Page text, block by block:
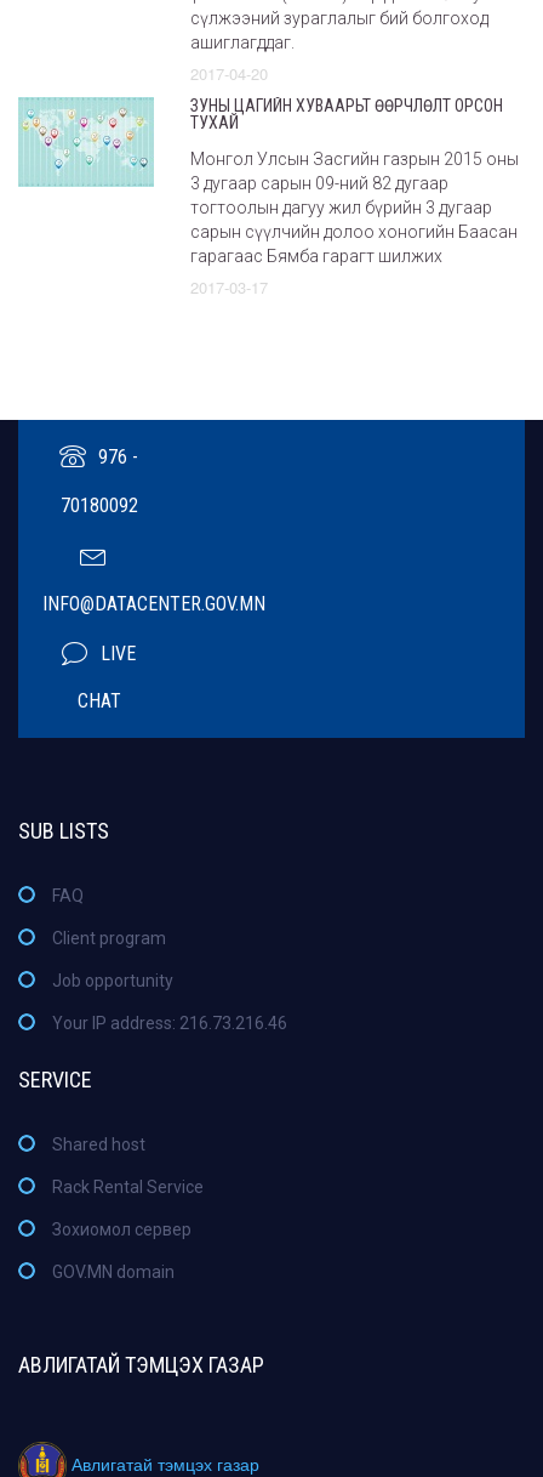
сүлжээний зураглалыг бий болгоход
ашиглагддаг.
2017-04-20
ЗУНЫ ЦАГИЙН ХУВААРЬТ ӨӨРЧЛӨЛТ ОРСОН
ТУХАЙ
Монгол Улсын Засгийн газрын 2015 оны
3 дугаар сарын 09-ний 82 дугаар
тогтоолын дагуу жил бүрийн 3 дугаар
сарын сүүлчийн долоо хоногийн Баасан
гарагаас Бямба гарагт шилжих
2017-03-17
976 -
70180092
INFO@DATACENTER.GOV.MN
LIVE
CHAT
SUB LISTS
FAQ
Client program
Job opportunity
Your IP address: 216.73.216.46
SERVICE
Shared host
Rack Rental Service
Зохиомол сервер
GOV.MN domain
АВЛИГАТАЙ ТЭМЦЭХ ГАЗАР
Авлигатай тэмцэх газар